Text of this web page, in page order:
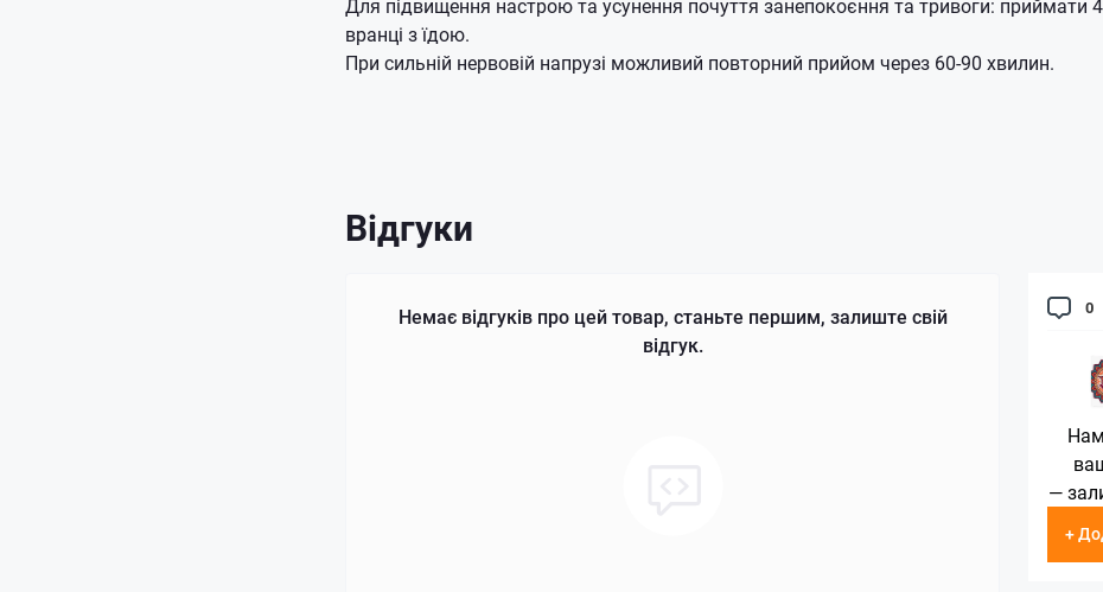
вранці з їдою.
При сильній нервовій напрузі можливий повторний прийом через 60-90 хвилин.
Відгуки
0
—
+
Немає відгуків про цей товар, станьте першим, залиште свій
відгук.